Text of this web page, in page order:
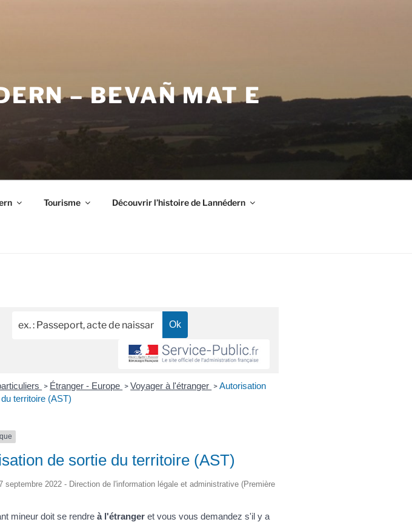
– BEVAÑ MAT E
Tourisme Découvrir l’histoire de Lannédern
> Étranger - Europe >Voyager à l'étranger >Autorisation
territoire (AST)
de sortie du territoire (AST)
septembre 2022 - Direction de l'information légale et administrative (Première
mineur doit se rendre à l'étrangeret vous vous demandez s'il y a